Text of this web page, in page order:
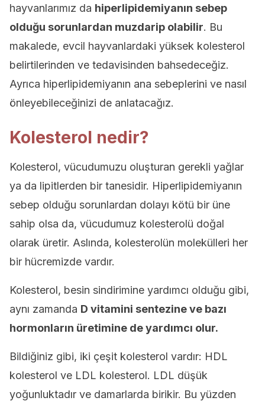
hayvanlarımız da hiperlipidemiyanın sebep
olduğu sorunlardan muzdarip olabilir. Bu
makalede, evcil hayvanlardaki yüksek kolesterol
belirtilerinden ve tedavisinden bahsedeceğiz.
Ayrıca hiperlipidemiyanın ana sebeplerini ve nasıl
önleyebileceğinizi de anlatacağız.
Kolesterol nedir?
Kolesterol, vücudumuzu oluşturan gerekli yağlar
ya da lipitlerden bir tanesidir. Hiperlipidemiyanın
sebep olduğu sorunlardan dolayı kötü bir üne
sahip olsa da, vücudumuz kolesterolü doğal
olarak üretir. Aslında, kolesterolün molekülleri her
bir hücremizde vardır.
Kolesterol, besin sindirimine yardımcı olduğu gibi,
aynı zamanda D vitamini sentezine ve bazı
hormonların üretimine de yardımcı olur.
Bildiğiniz gibi, iki çeşit kolesterol vardır: HDL
kolesterol ve LDL kolesterol. LDL düşük
yoğunluktadır ve damarlarda birikir. Bu yüzden